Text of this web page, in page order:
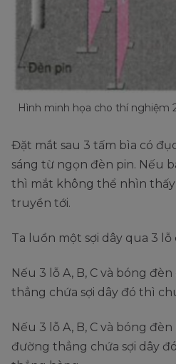
Hình minh họa cho thí nghiệm
Đặt mắt sau 3 tấm bìa có
sáng từ ngọn đèn pin. Nếu
thì mắt không thể nhìn
truyền tới.
Ta luồn một sợi dây qua 3 lỗ
Nếu 3 lỗ A, B, C và bóng
thẳng chứa sợi dây đó thì
Nếu 3 lỗ A, B, C và bóng
đường thẳng chứa sợi dây